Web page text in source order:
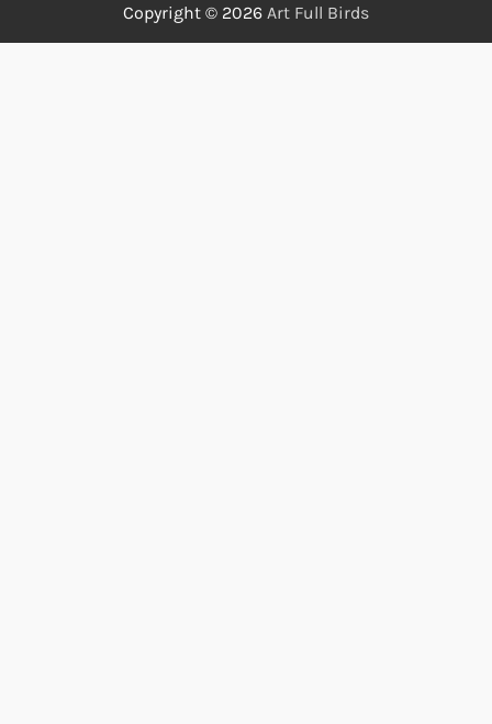
Copyright © 2026 Art Full Birds